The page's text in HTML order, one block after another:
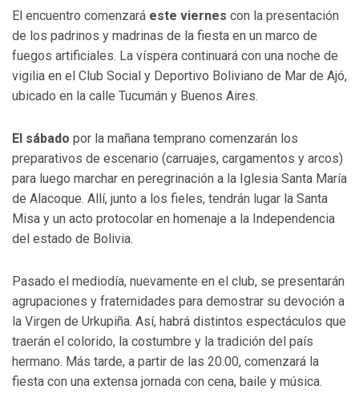
El encuentro comenzará este viernes con la presentación
de los padrinos y madrinas de la fiesta en un marco de
fuegos artificiales. La víspera continuará con una noche de
vigilia en el Club Social y Deportivo Boliviano de Mar de Ajó,
ubicado en la calle Tucumán y Buenos Aires.
El sábado por la mañana temprano comenzarán los
preparativos de escenario (carruajes, cargamentos y arcos)
para luego marchar en peregrinación a la Iglesia Santa María
de Alacoque. Allí, junto a los fieles, tendrán lugar la Santa
Misa y un acto protocolar en homenaje a la Independencia
del estado de Bolivia.
Pasado el mediodía, nuevamente en el club, se presentarán
agrupaciones y fraternidades para demostrar su devoción a
la Virgen de Urkupiña. Así, habrá distintos espectáculos que
traerán el colorido, la costumbre y la tradición del país
hermano. Más tarde, a partir de las 20.00, comenzará la
fiesta con una extensa jornada con cena, baile y música.